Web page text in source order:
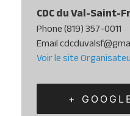
CDC du Val-Saint-
Phone(819) 357-0011
Email
Voir le site
+